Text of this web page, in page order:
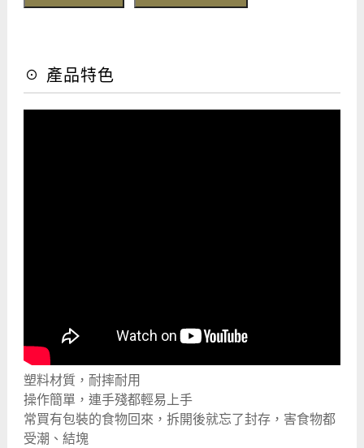
☉ 產品特色
塑料材質，耐摔耐用
操作簡單，連手殘都輕易上手
常買有包裝的食物回來，拆開後就忘了封存，害食物都
受潮、結塊